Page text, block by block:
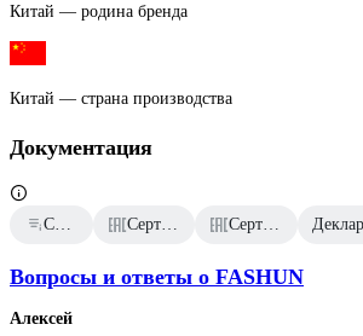
Китай — родина бренда
Китай — страна производства
Документация
Сертификаты соответствия
Вопросы и ответы о FASHUN
Алексей